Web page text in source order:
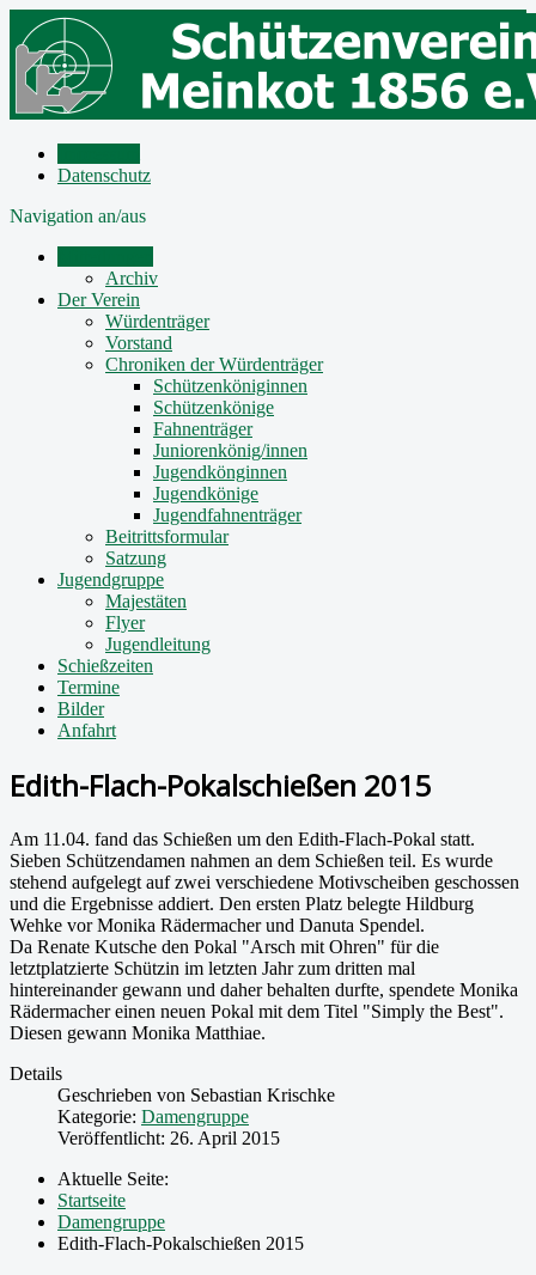
Datenschutz
Navigation an/aus
Archiv
Der Verein
Würdenträger
Vorstand
Chroniken der Würdenträger
Schützenköniginnen
Schützenkönige
Fahnenträger
Juniorenkönig/innen
Jugendkönginnen
Jugendkönige
Jugendfahnenträger
Beitrittsformular
Satzung
Jugendgruppe
Majestäten
Flyer
Jugendleitung
Schießzeiten
Termine
Bilder
Anfahrt
Edith-Flach-Pokalschießen 2015
Am 11.04. fand das Schießen um den Edith-Flach-Pokal statt.
Sieben Schützendamen nahmen an dem Schießen teil. Es wurde
stehend aufgelegt auf zwei verschiedene Motivscheiben geschossen
und die Ergebnisse addiert. Den ersten Platz belegte Hildburg
Wehke vor Monika Rädermacher und Danuta Spendel.
Da Renate Kutsche den Pokal "Arsch mit Ohren" für die
letztplatzierte Schützin im letzten Jahr zum dritten mal
hintereinander gewann und daher behalten durfte, spendete Monika
Rädermacher einen neuen Pokal mit dem Titel "Simply the Best".
Diesen gewann Monika Matthiae.
Details
Geschrieben von Sebastian Krischke
Kategorie: Damengruppe
Veröffentlicht: 26. April 2015
Aktuelle Seite:
Startseite
Damengruppe
Edith-Flach-Pokalschießen 2015